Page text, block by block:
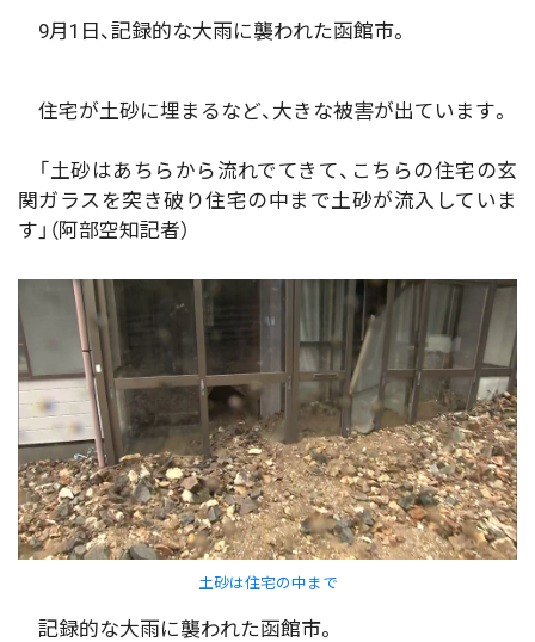
9月1日、記録的な大雨に襲われた函館市。
住宅が土砂に埋まるなど、大きな被害が出ています。
「土砂はあちらから流れでてきて、こちらの住宅の玄
関ガラスを突き破り住宅の中まで土砂が流入していま
す」（阿部空知記者）
土砂は住宅の中まで
記録的な大雨に襲われた函館市。